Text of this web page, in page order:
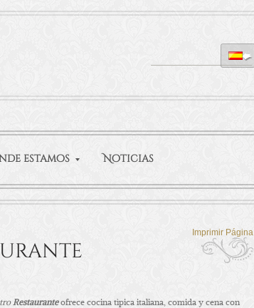
estamos Noticias
Imprimir Página
Restauranteofrece cocina tìpica italiana, comida y cena con